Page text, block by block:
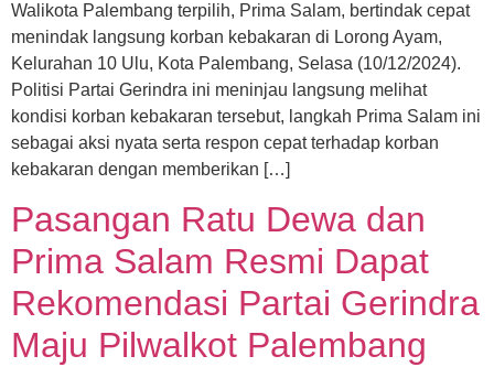
Walikota Palembang terpilih, Prima Salam, bertindak cepat
menindak langsung korban kebakaran di Lorong Ayam,
Kelurahan 10 Ulu, Kota Palembang, Selasa (10/12/2024).
Politisi Partai Gerindra ini meninjau langsung melihat
kondisi korban kebakaran tersebut, langkah Prima Salam ini
sebagai aksi nyata serta respon cepat terhadap korban
kebakaran dengan memberikan […]
Pasangan Ratu Dewa dan
Prima Salam Resmi Dapat
Rekomendasi Partai Gerindra
Maju Pilwalkot Palembang